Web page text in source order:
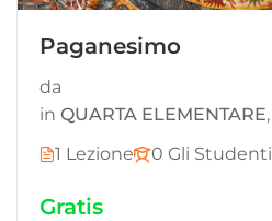
Paganesimo
da
in QUARTA ELEMENTARE,
1 Lezione
0 Gli Studenti
Gratis